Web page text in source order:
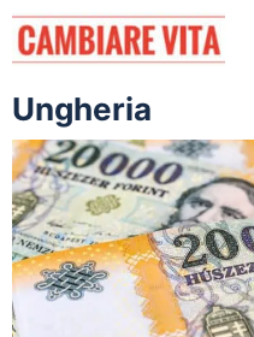
Vai
contenuto
Ungheria